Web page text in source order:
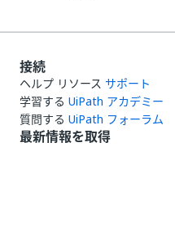
接続
ヘルプ リソース サポート
学習する UiPath アカデミー
質問する UiPath フォーラム
最新情報を取得